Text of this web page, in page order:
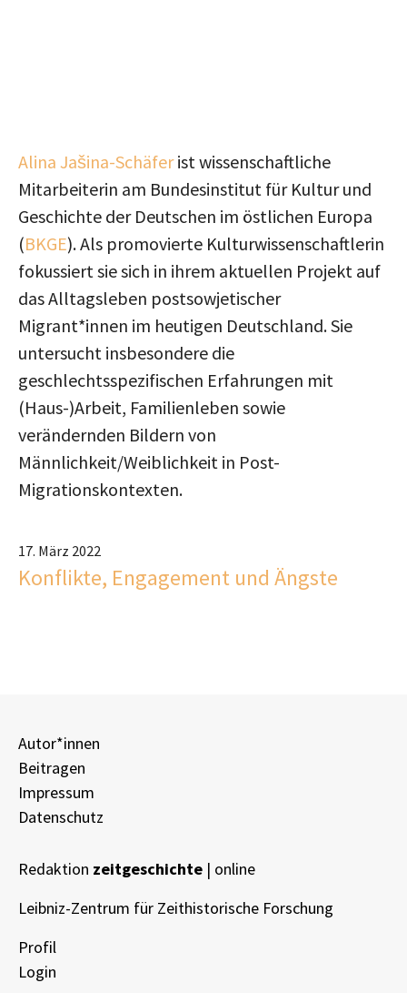
Alina Jašina-Schäferist wissenschaftliche
Mitarbeiterin am Bundesinstitut für Kultur und
Geschichte der Deutschen im östlichen Europa
(BKGE). Als promovierte Kulturwissenschaftlerin
fokussiert sie sich in ihrem aktuellen Projekt auf
das Alltagsleben postsowjetischer
Migrant*innen im heutigen Deutschland. Sie
untersucht insbesondere die
geschlechtsspezifischen Erfahrungen mit
(Haus-)Arbeit, Familienleben sowie
verändernden Bildern von
Männlichkeit/Weiblichkeit in Post-
Migrationskontexten.
17. März 2022
Konflikte, Engagement und Ängste
Autor*innen
Beitragen
Impressum
Datenschutz
Redaktion zeitgeschichte | online
Leibniz-Zentrum für Zeithistorische Forschung
Profil
Login